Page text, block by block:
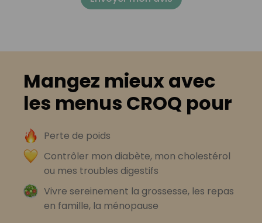
Mangez mieux avec
les menus CROQ pour
Perte de poids
Contrôler mon diabète, mon cholestérol
ou mes troubles digestifs
Vivre sereinement la grossesse, les repas
en famille, la ménopause